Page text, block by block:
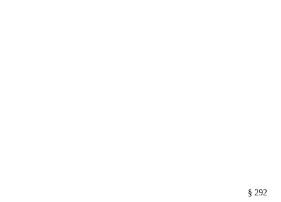
§ 292